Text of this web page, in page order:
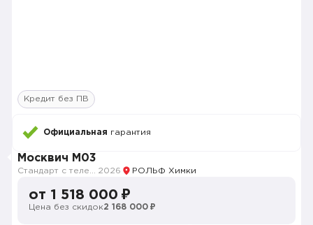
Кредит без ПВ
Официальная гарантия
Москвич M03
2026 РОЛЬФ Химки
от 1 518 000 ₽
Цена без скидок2 168 000 ₽